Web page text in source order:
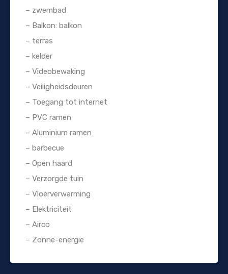
– zwembad
– Balkon: balkon
– terras
– kelder
– Videobewaking
– Veiligheidsdeuren
– Toegang tot internet
– PVC ramen
– Aluminium ramen
– barbecue
– Open haard
– Verzorgde tuin
– Vloerverwarming
– Elektriciteit
– Airco
– Zonne-energie